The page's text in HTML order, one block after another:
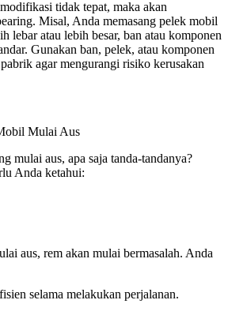
tidak tepat, maka akan
Misal, Anda memasang pelek mobil
lebar atau lebih besar, ban atau komponen
Gunakan ban, pelek, atau komponen
agar mengurangi risiko kerusakan
Mulai Aus
mulai aus, apa saja tanda-tandanya?
Anda ketahui:
aus, rem akan mulai bermasalah. Anda
selama melakukan perjalanan.